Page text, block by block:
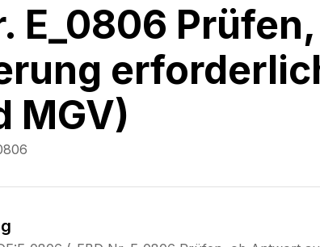
E_0806
MGV)